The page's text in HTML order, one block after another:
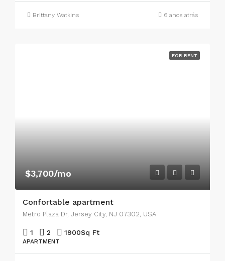
Brittany Watkins 6 anos atrás
FOR RENT
$3,700/mo
Confortable apartment
Metro Plaza Dr, Jersey City, NJ 07302, USA
1 2 1900Sq Ft
APARTMENT